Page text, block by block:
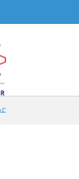
main content